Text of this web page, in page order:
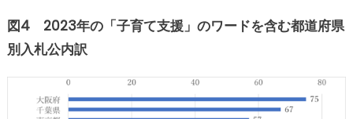
図4 2023年の「子育て支援」のワードを含む都道府県
別入札公内訳